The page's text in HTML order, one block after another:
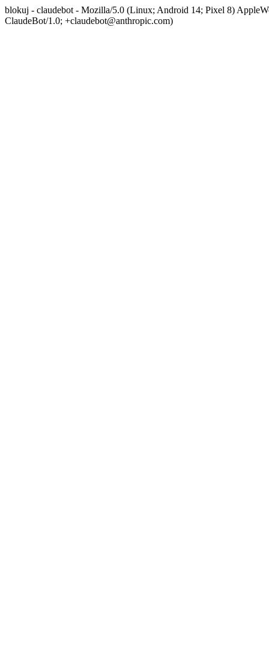
blokuj - claudebot - Mozilla/5.0 (Linux; Android 14; Pixel 8)
ClaudeBot/1.0; +claudebot@anthropic.com)